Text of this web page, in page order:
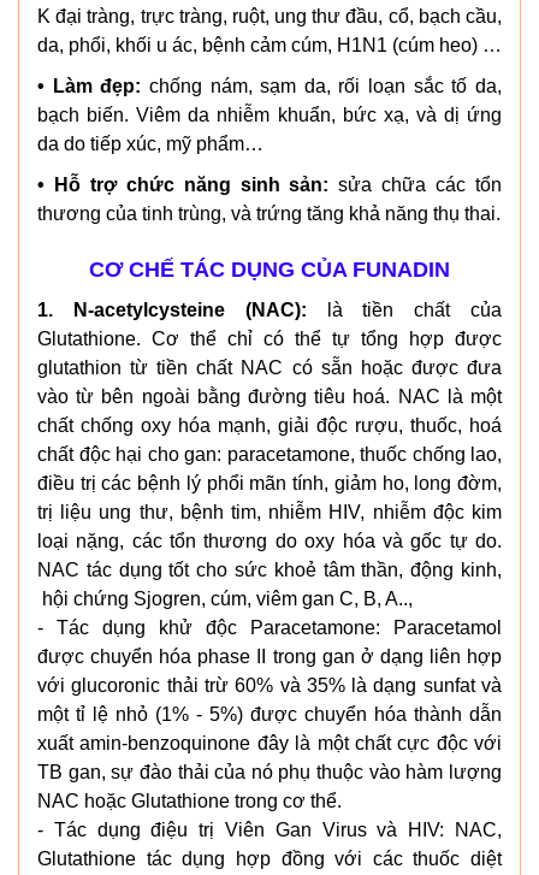
K đại tràng, trực tràng, ruột, ung thư đầu, cổ, bạch cầu,
da, phổi, khối u ác, bệnh cảm cúm, H1N1 (cúm heo) …
• Làm đẹp: chống nám, sạm da, rối loạn sắc tố da,
bạch biến. Viêm da nhiễm khuẩn, bức xạ, và dị ứng
da do tiếp xúc, mỹ phẩm…
• Hỗ trợ chức năng sinh sản:sửa chữa các tổn
thương của tinh trùng, và trứng tăng khả năng thụ thai.
CƠ CHẾ TÁC DỤNG CỦA FUNADIN
1. N-acetylcysteine (NAC): là tiền chất của
Glutathione. Cơ thể chỉ có thể tự tổng hợp được
glutathion từ tiền chất NAC có sẵn hoặc được đưa
vào từ bên ngoài bằng đường tiêu hoá. NAC là một
chất chống oxy hóa mạnh, giải độc rượu, thuốc, hoá
chất độc hại cho gan: paracetamone, thuốc chống lao,
điều trị các bệnh lý phổi mãn tính, giảm ho, long đờm,
trị liệu ung thư, bệnh tim, nhiễm HIV, nhiễm độc kim
loại nặng, các tổn thương do oxy hóa và gốc tự do.
NAC tác dụng tốt cho sức khoẻ tâm thần, động kinh,
hội chứng Sjogren, cúm, viêm gan C, B, A..,
- Tác dụng khử độc Paracetamone: Paracetamol
được chuyển hóa phase II trong gan ở dạng liên hợp
với glucoronic thải trừ 60% và 35% là dạng sunfat và
một tỉ lệ nhỏ (1% - 5%) được chuyển hóa thành dẫn
xuất amin-benzoquinone đây là một chất cực độc với
TB gan, sự đào thải của nó phụ thuộc vào hàm lượng
NAC hoặc Glutathione trong cơ thể.
- Tác dụng điệu trị Viên Gan Virus và HIV: NAC,
Glutathione tác dụng hợp đồng với các thuốc diệt